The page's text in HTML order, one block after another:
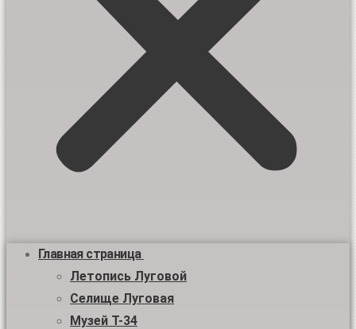
Главная страница
Летопись Луговой
Селище Луговая
Музей Т-34